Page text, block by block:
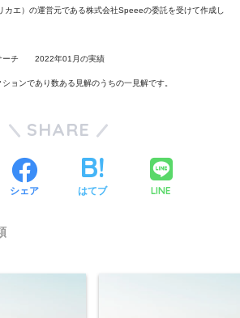
エ）の運営元である株式会社Speeeの委託を受けて作成し
ーチ 2022年01月の実績
ョンであり数ある見解のうちの一見解です。
SHARE
シェア はてブ LINE